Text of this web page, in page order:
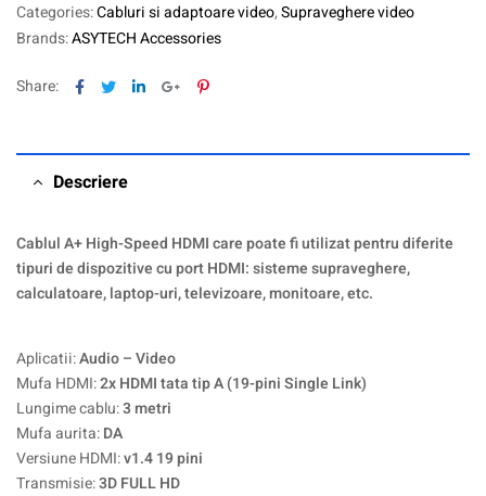
Categories:Cabluri si adaptoare video,Supraveghere video
Brands:ASYTECH Accessories
Share: Facebook
TwitterLinkedinGoogle+Pinterest
Descriere
Cablul A+ High-Speed HDMI care poate fi utilizat pentru diferite
tipuri de dispozitive cu port HDMI: sisteme supraveghere,
calculatoare, laptop-uri, televizoare, monitoare, etc.
Aplicatii:Audio – Video
Mufa HDMI:2x HDMI tata tip A (19-pini Single Link)
Lungime cablu:3 metri
Mufa aurita:DA
Versiune HDMI:v1.4 19 pini
Transmisie:3D FULL HD